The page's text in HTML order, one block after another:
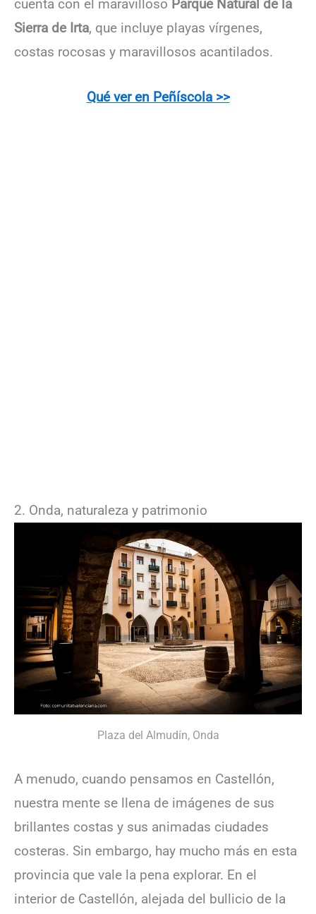
cuenta con el maravilloso Parque Natural de la
Sierra de Irta, que incluye playas vírgenes,
costas rocosas y maravillosos acantilados.
Qué ver en Peñíscola >>
2. Onda, naturaleza y patrimonio
Plaza del Almudín, Onda
A menudo, cuando pensamos en Castellón,
nuestra mente se llena de imágenes de sus
brillantes costas y sus animadas ciudades
costeras. Sin embargo, hay mucho más en esta
provincia que vale la pena explorar. En el
interior de Castellón, alejada del bullicio de la